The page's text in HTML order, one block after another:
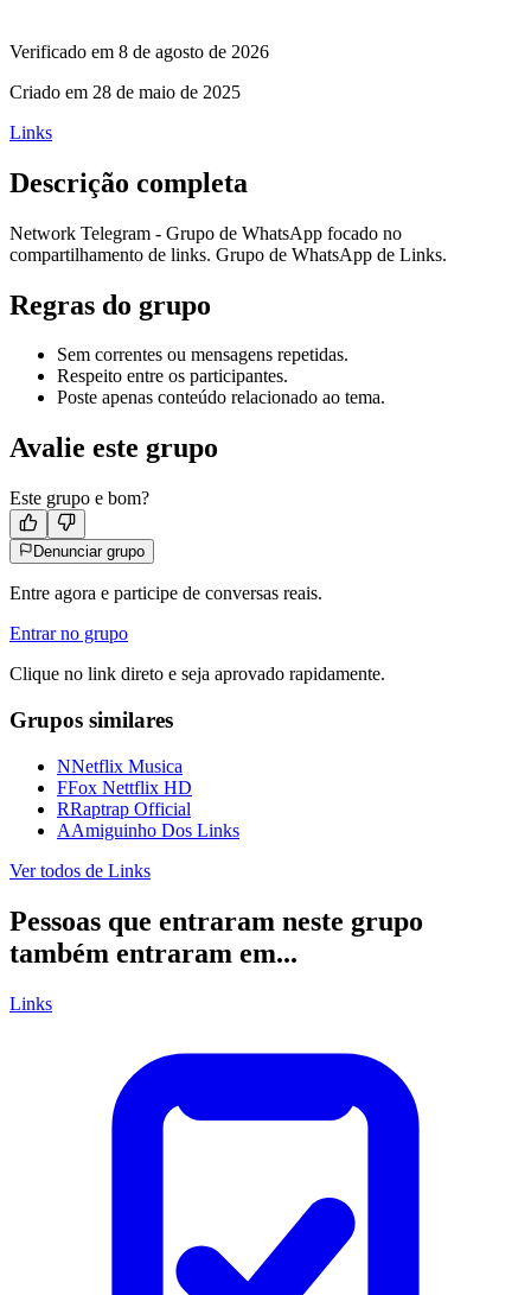
Verificado em 8 de agosto de 2026
Criado em 28 de maio de 2025
Links
Descrição completa
Network Telegram - Grupo de WhatsApp focado no
compartilhamento de links. Grupo de WhatsApp de Links.
Regras do grupo
Sem correntes ou mensagens repetidas.
Respeito entre os participantes.
Poste apenas conteúdo relacionado ao tema.
Avalie este grupo
Este grupo e bom?
Denunciar grupo
Entre agora e participe de conversas reais.
Entrar no grupo
Clique no link direto e seja aprovado rapidamente.
Grupos similares
NNetflix Musica
FFox Nettflix HD
RRaptrap Official
AAmiguinho Dos Links
Ver todos de Links
Pessoas que entraram neste grupo
também entraram em...
Links